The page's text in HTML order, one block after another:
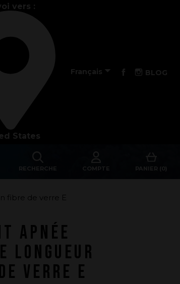
performance
conception de nos palmes
et composants
étapes de fabrication
mesure
de vos palmes Breier
fréquentes sur les produits
fabrication
vers :
States
Français Facebook
BLOG
RECHERCHE COMPTE PANIER (0)
fibre de verre E
APNÉE
LONGUEUR
VERRE E